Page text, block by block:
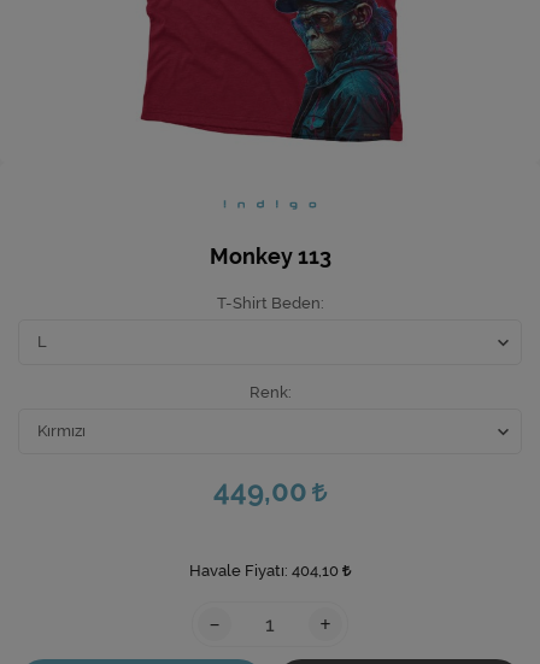
Ev Hediyeleri
Yeni İş Hediyeleri
Monkey 113
T-Shirt Beden
Renk
449,00
Havale Fiyatı: 404,10
- +